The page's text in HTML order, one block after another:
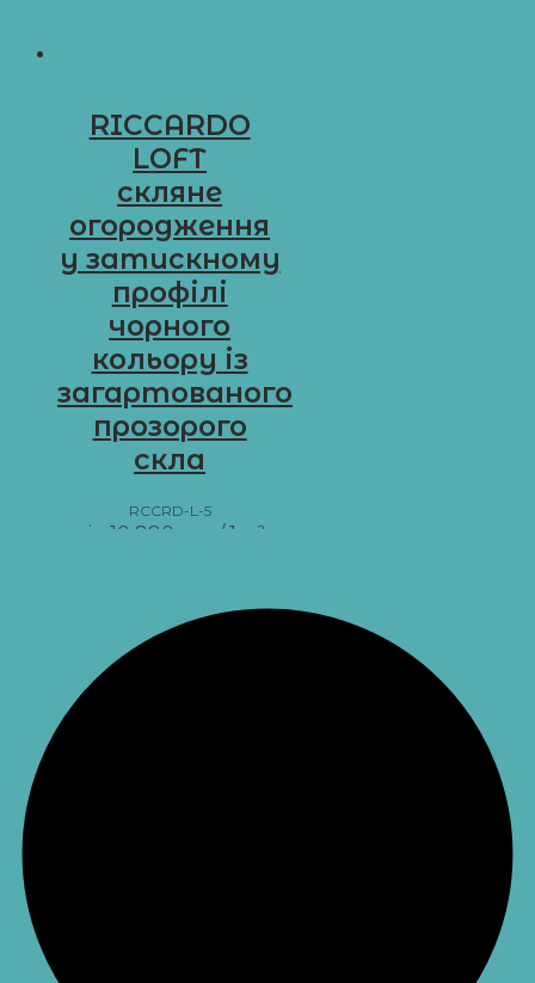
RICCARDO
LOFT
скляне
огородження
у затискному
профілі
чорного
кольору із
загартованого
прозорого
скла
RCCRD-L-5
від 10 880
/ 1 м²